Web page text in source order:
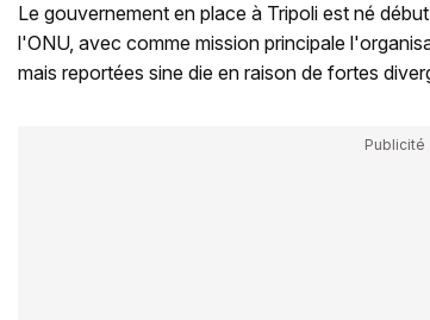
Le gouvernement en place à Tripoli est né
l'ONU, avec comme mission principale
mais reportées sine die en raison de fortes